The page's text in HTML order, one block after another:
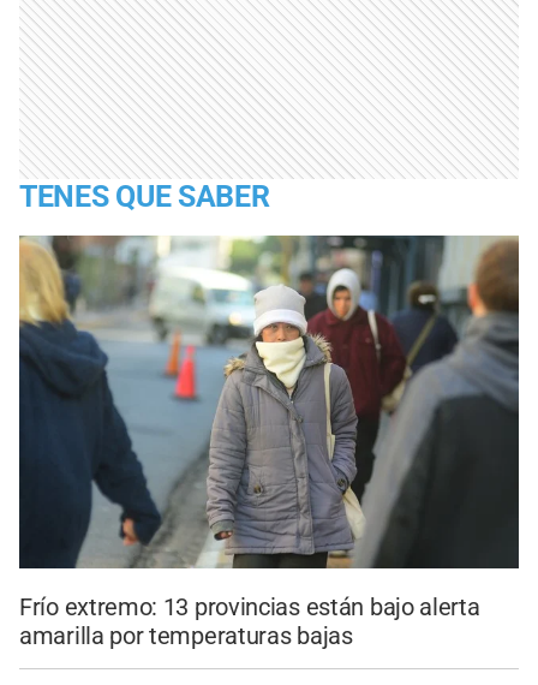
TENES QUE SABER
Frío extremo: 13 provincias están bajo alerta
amarilla por temperaturas bajas